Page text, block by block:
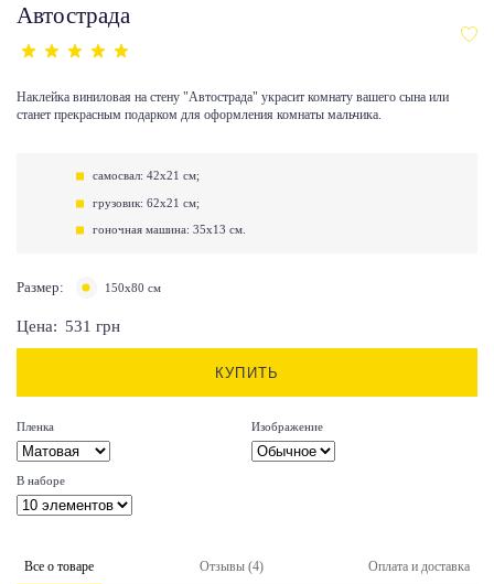
Автострада
Наклейка виниловая на стену "Автострада" украсит комнату вашего сына или
станет прекрасным подарком для оформления комнаты мальчика.
самосвал: 42х21 см;
грузовик: 62х21 см;
гоночная машина: 35х13 см.
Размер: 150х80 см
Цена: 531 грн
КУПИТЬ
Пленка Изображение
В наборе
Все о товаре Отзывы (4) Оплата и доставка